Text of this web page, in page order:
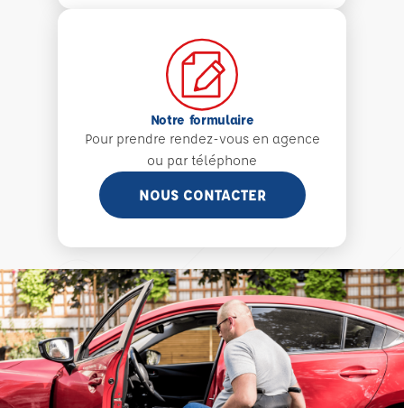
Notre formulaire
Pour prendre rendez-vous en agence
ou par téléphone
NOUS CONTACTER